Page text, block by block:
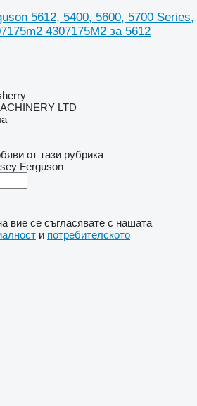
5612, 5400, 5600, 5700 Series,
4307175M2 за 5612
LTD
от тази рубрика
Ferguson
вие се съгласявате с нашата
и потребителското